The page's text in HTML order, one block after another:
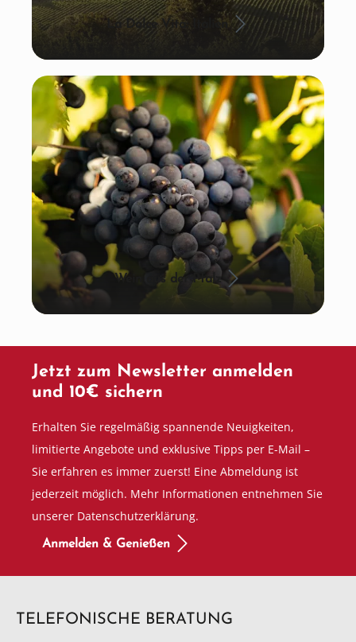
La Dolce Vita: Italien
Wein aus der Pfalz
Jetzt zum Newsletter anmelden
und 10€ sichern
Erhalten Sie regelmäßig spannende Neuigkeiten,
limitierte Angebote und exklusive Tipps per E-Mail –
Sie erfahren es immer zuerst! Eine Abmeldung ist
jederzeit möglich. Mehr Informationen entnehmen Sie
unserer Datenschutzerklärung.
Anmelden & Genießen
TELEFONISCHE BERATUNG